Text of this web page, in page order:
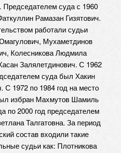
суда с 1960
Рамазан Гизятович.
работали судьи
Мухаметдинов
Колесникова Людмила
Залялетдинович. С 1962
суда был Хакин
С 1972 по 1984 год на место
избран Махмутов Шамиль
по 2000 год председателем
Талгатовна. За период
состав входили такие
судьи как: Плотникова